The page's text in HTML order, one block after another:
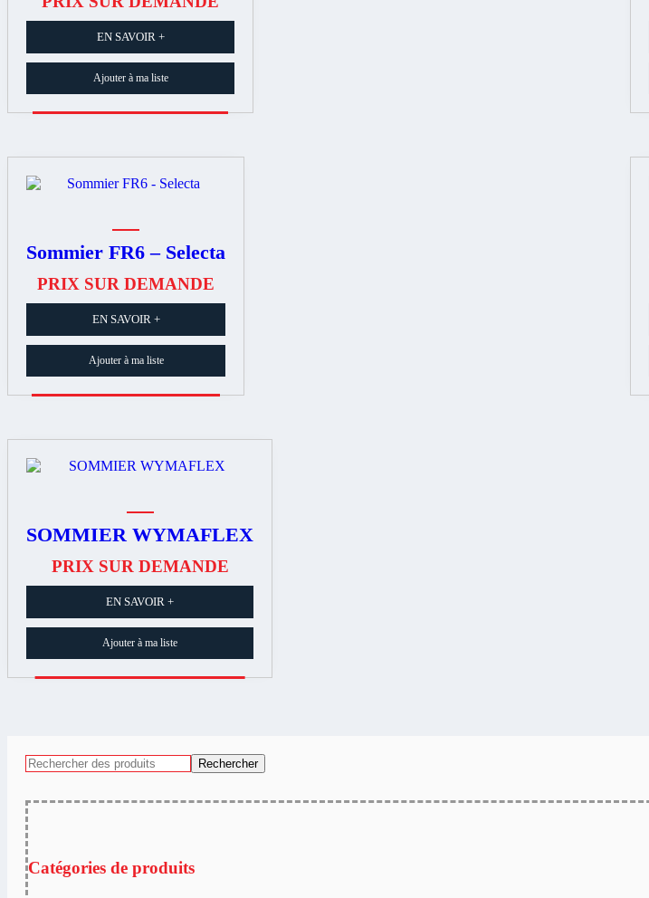
EN SAVOIR +
Ajouter à ma liste
Sommier FR6 – Selecta
PRIX SUR DEMANDE
EN SAVOIR +
Ajouter à ma liste
SOMMIER WYMAFLEX
PRIX SUR DEMANDE
EN SAVOIR +
Ajouter à ma liste
Rechercher
Catégories de produits